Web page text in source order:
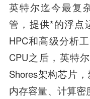
英特尔迄今最复
管，提供*的浮点
HPC和高级分析
CPU之后，英特
Shores架构芯片
内存容量、计算